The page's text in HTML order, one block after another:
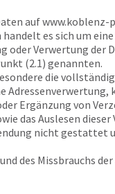
aufwww.koblenz-
es sich um
oder Verwertung der
(2.1) genannten.
die
Ergänzung von
das Auslesen
nicht gestattet
des Missbrauchs